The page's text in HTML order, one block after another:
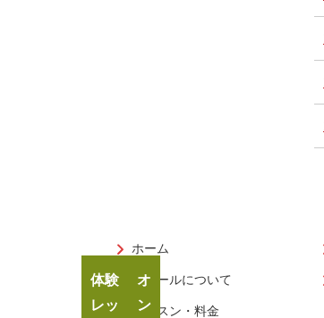
ホーム
スクールについて
レッスン・料金
体験
レッ
オ
ン